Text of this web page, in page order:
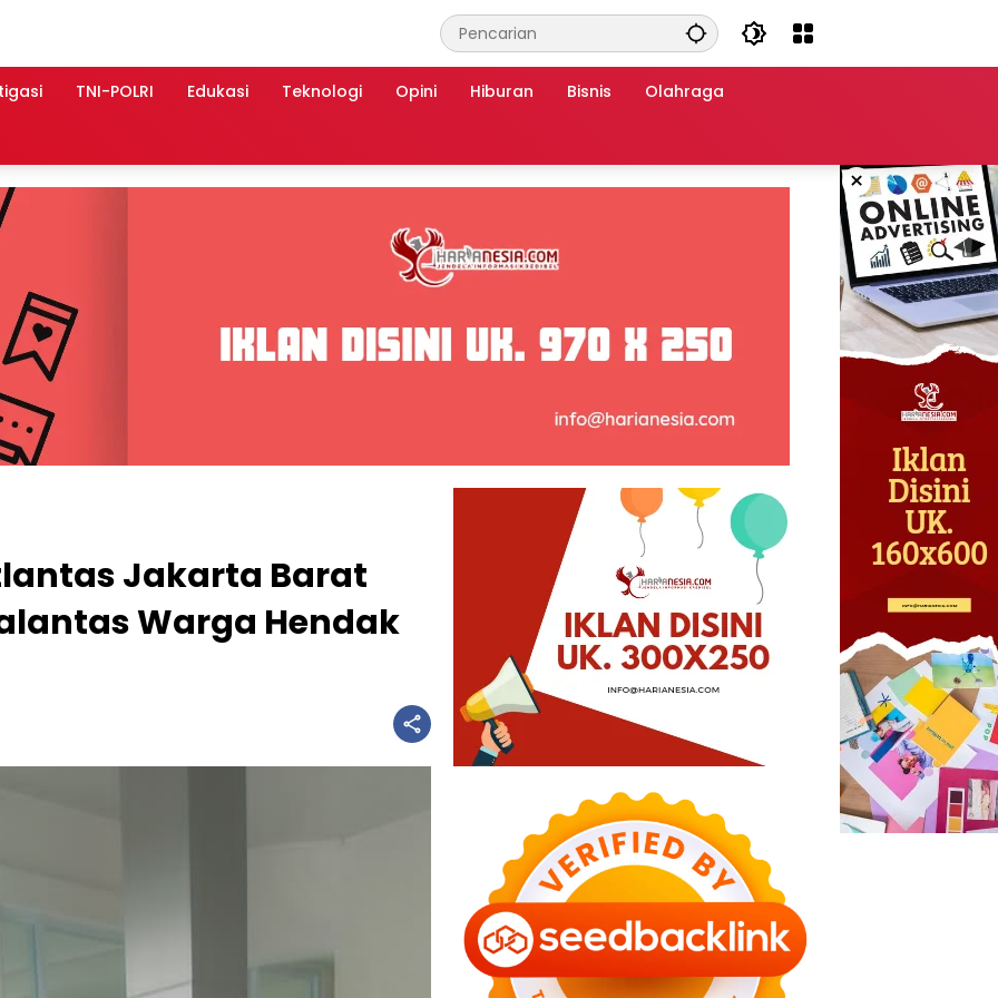
TNI-POLRI Edukasi Teknologi Opini Hiburan Bisnis Olahraga
×
Jakarta Barat
Warga Hendak